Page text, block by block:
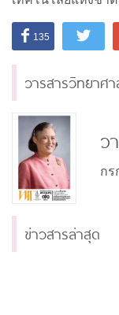
135
วารสารวิทยาศ
ว
ก
ข่าวสารล่าสุด